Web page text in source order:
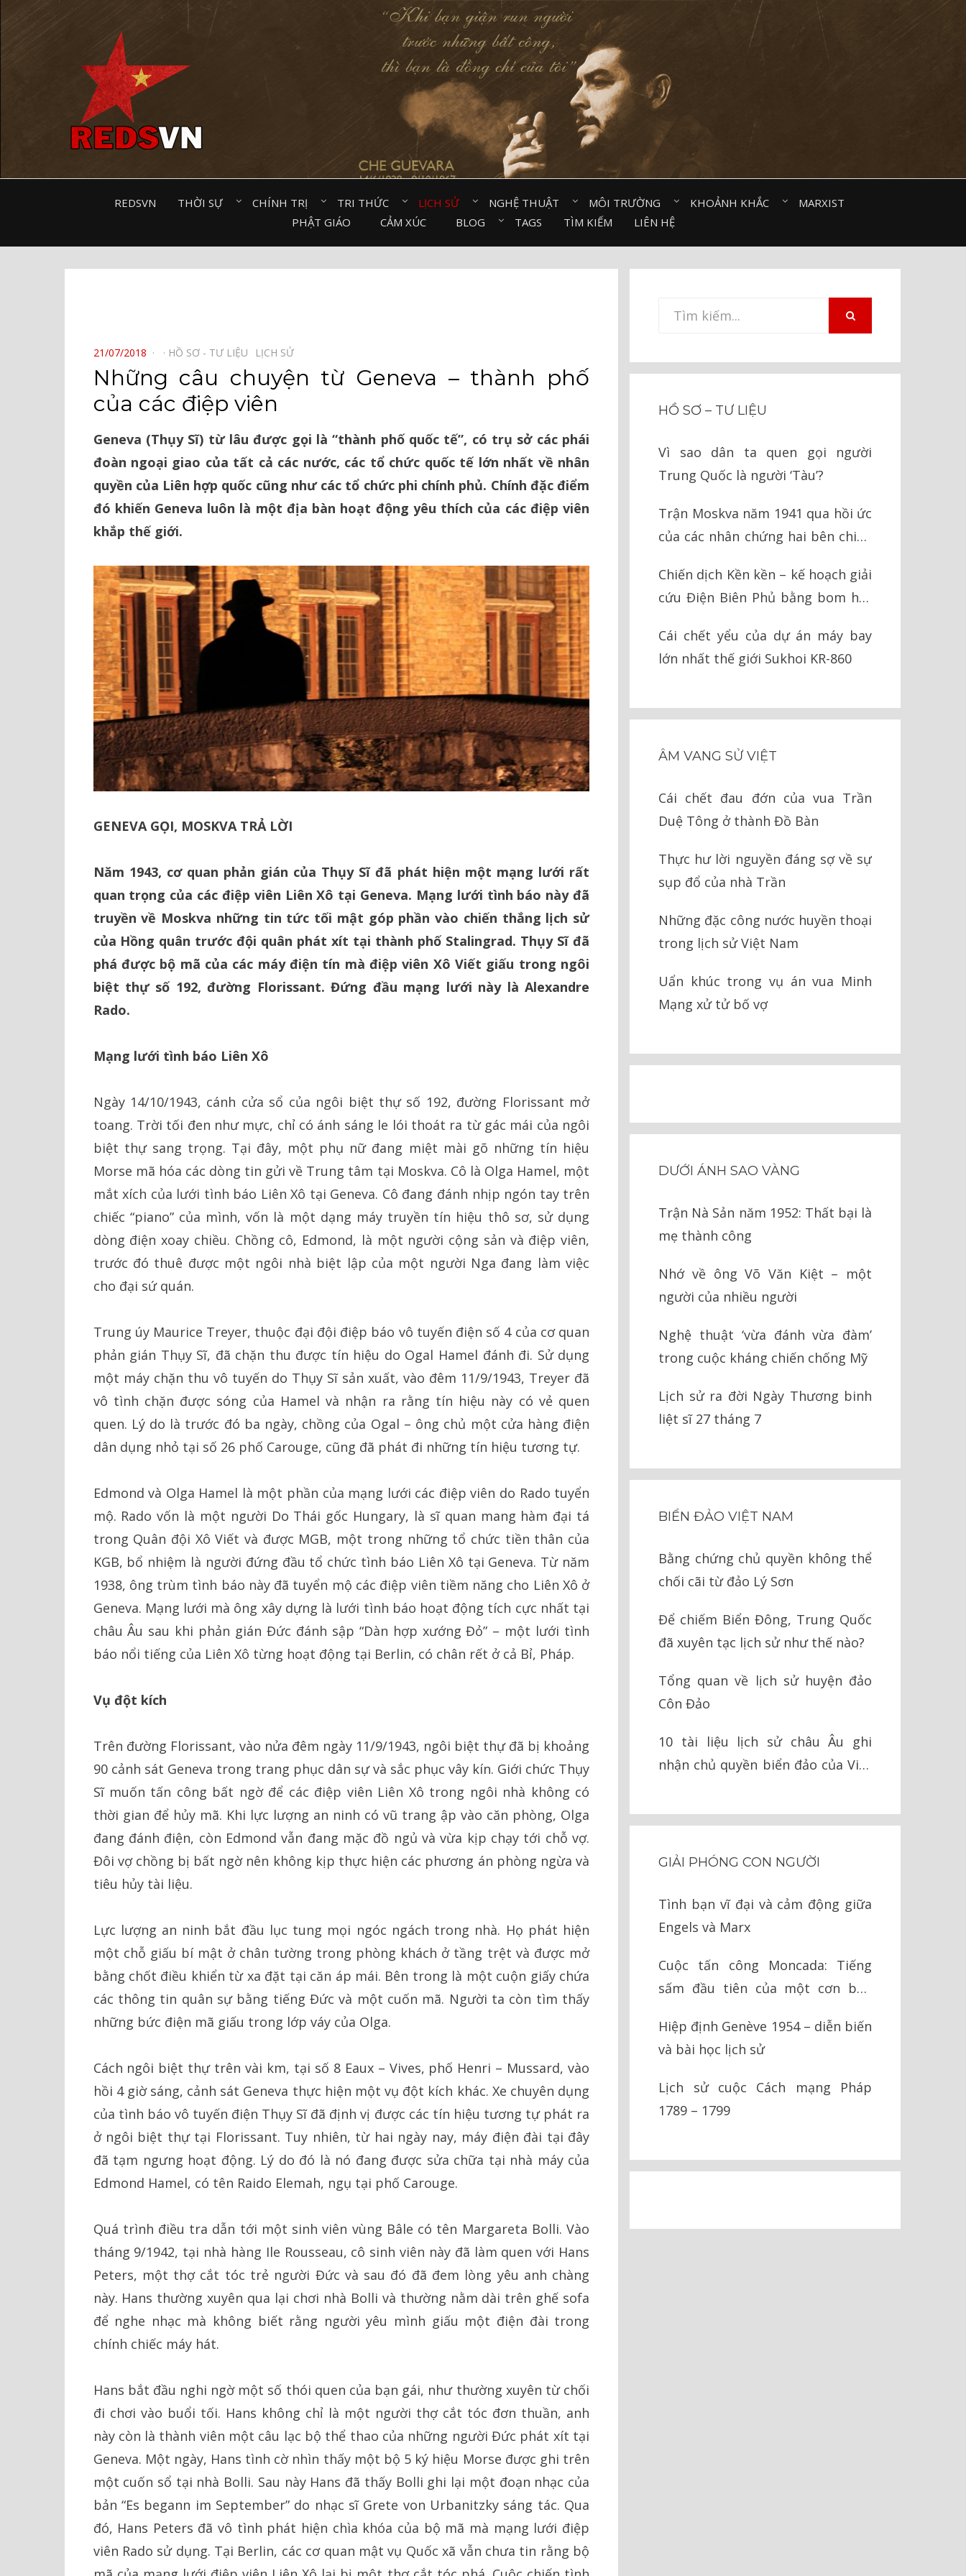
REDSVN THỜI SỰ⠀ CHÍNH TRỊ⠀ TRI THỨC⠀ LỊCH SỬ⠀ NGHỆ THUẬT⠀ MÔI TRƯỜNG⠀ KHOẢNH KHẮC⠀
MARXIST⠀
PHẬT GIÁO⠀
CẢM XÚC⠀ BLOG⠀ TAGS TÌM KIẾM LIÊN HỆ
POSTED
ON
21/07/2018 HỒ SƠ - TƯ LIỆU⠀ LỊCH SỬ⠀
Những câu chuyện từ Geneva – thành phố
của các điệp viên
Geneva (Thụy Sĩ) từ lâu được gọi là “thành phố quốc tế”, có trụ sở các phái
đoàn ngoại giao của tất cả các nước, các tổ chức quốc tế lớn nhất về nhân
quyền của Liên hợp quốc cũng như các tổ chức phi chính phủ. Chính đặc điểm
đó khiến Geneva luôn là một địa bàn hoạt động yêu thích của các điệp viên
khắp thế giới.
GENEVA GỌI, MOSKVA TRẢ LỜI
Năm 1943, cơ quan phản gián của Thụy Sĩ đã phát hiện một mạng lưới rất
quan trọng của các điệp viên Liên Xô tại Geneva. Mạng lưới tình báo này đã
truyền về Moskva những tin tức tối mật góp phần vào chiến thắng lịch sử
của Hồng quân trước đội quân phát xít tại thành phố Stalingrad. Thụy Sĩ đã
phá được bộ mã của các máy điện tín mà điệp viên Xô Viết giấu trong ngôi
biệt thự số 192, đường Florissant. Đứng đầu mạng lưới này là Alexandre
Rado.
Mạng lưới tình báo Liên Xô
Ngày 14/10/1943, cánh cửa sổ của ngôi biệt thự số 192, đường Florissant mở
toang. Trời tối đen như mực, chỉ có ánh sáng le lói thoát ra từ gác mái của ngôi
biệt thự sang trọng. Tại đây, một phụ nữ đang miệt mài gõ những tín hiệu
Morse mã hóa các dòng tin gửi về Trung tâm tại Moskva. Cô là Olga Hamel, một
mắt xích của lưới tình báo Liên Xô tại Geneva. Cô đang đánh nhịp ngón tay trên
chiếc “piano” của mình, vốn là một dạng máy truyền tín hiệu thô sơ, sử dụng
dòng điện xoay chiều. Chồng cô, Edmond, là một người cộng sản và điệp viên,
trước đó thuê được một ngôi nhà biệt lập của một người Nga đang làm việc
cho đại sứ quán.
Trung úy Maurice Treyer, thuộc đại đội điệp báo vô tuyến điện số 4 của cơ quan
phản gián Thụy Sĩ, đã chặn thu được tín hiệu do Ogal Hamel đánh đi. Sử dụng
một máy chặn thu vô tuyến do Thụy Sĩ sản xuất, vào đêm 11/9/1943, Treyer đã
vô tình chặn được sóng của Hamel và nhận ra rằng tín hiệu này có vẻ quen
quen. Lý do là trước đó ba ngày, chồng của Ogal – ông chủ một cửa hàng điện
dân dụng nhỏ tại số 26 phố Carouge, cũng đã phát đi những tín hiệu tương tự.
Edmond và Olga Hamel là một phần của mạng lưới các điệp viên do Rado tuyển
mộ. Rado vốn là một người Do Thái gốc Hungary, là sĩ quan mang hàm đại tá
trong Quân đội Xô Viết và được MGB, một trong những tổ chức tiền thân của
KGB, bổ nhiệm là người đứng đầu tổ chức tình báo Liên Xô tại Geneva. Từ năm
1938, ông trùm tình báo này đã tuyển mộ các điệp viên tiềm năng cho Liên Xô ở
Geneva. Mạng lưới mà ông xây dựng là lưới tình báo hoạt động tích cực nhất tại
châu Âu sau khi phản gián Đức đánh sập “Dàn hợp xướng Đỏ” – một lưới tình
báo nổi tiếng của Liên Xô từng hoạt động tại Berlin, có chân rết ở cả Bỉ, Pháp.
Vụ đột kích
Trên đường Florissant, vào nửa đêm ngày 11/9/1943, ngôi biệt thự đã bị khoảng
90 cảnh sát Geneva trong trang phục dân sự và sắc phục vây kín. Giới chức Thụy
Sĩ muốn tấn công bất ngờ để các điệp viên Liên Xô trong ngôi nhà không có
thời gian để hủy mã. Khi lực lượng an ninh có vũ trang ập vào căn phòng, Olga
đang đánh điện, còn Edmond vẫn đang mặc đồ ngủ và vừa kịp chạy tới chỗ vợ.
Đôi vợ chồng bị bất ngờ nên không kịp thực hiện các phương án phòng ngừa và
tiêu hủy tài liệu.
Lực lượng an ninh bắt đầu lục tung mọi ngóc ngách trong nhà. Họ phát hiện
một chỗ giấu bí mật ở chân tường trong phòng khách ở tầng trệt và được mở
bằng chốt điều khiển từ xa đặt tại căn áp mái. Bên trong là một cuộn giấy chứa
các thông tin quân sự bằng tiếng Đức và một cuốn mã. Người ta còn tìm thấy
những bức điện mã giấu trong lớp váy của Olga.
Cách ngôi biệt thự trên vài km, tại số 8 Eaux – Vives, phố Henri – Mussard, vào
hồi 4 giờ sáng, cảnh sát Geneva thực hiện một vụ đột kích khác. Xe chuyên dụng
của tình báo vô tuyến điện Thụy Sĩ đã định vị được các tín hiệu tương tự phát ra
ở ngôi biệt thự tại Florissant. Tuy nhiên, từ hai ngày nay, máy điện đài tại đây
đã tạm ngưng hoạt động. Lý do đó là nó đang được sửa chữa tại nhà máy của
Edmond Hamel, có tên Raido Elemah, ngụ tại phố Carouge.
Quá trình điều tra dẫn tới một sinh viên vùng Bâle có tên Margareta Bolli. Vào
tháng 9/1942, tại nhà hàng Ile Rousseau, cô sinh viên này đã làm quen với Hans
Peters, một thợ cắt tóc trẻ người Đức và sau đó đã đem lòng yêu anh chàng
này. Hans thường xuyên qua lại chơi nhà Bolli và thường nằm dài trên ghế sofa
để nghe nhạc mà không biết rằng người yêu mình giấu một điện đài trong
chính chiếc máy hát.
Hans bắt đầu nghi ngờ một số thói quen của bạn gái, như thường xuyên từ chối
đi chơi vào buổi tối. Hans không chỉ là một người thợ cắt tóc đơn thuần, anh
này còn là thành viên một câu lạc bộ thể thao của những người Đức phát xít tại
Geneva. Một ngày, Hans tình cờ nhìn thấy một bộ 5 ký hiệu Morse được ghi trên
một cuốn sổ tại nhà Bolli. Sau này Hans đã thấy Bolli ghi lại một đoạn nhạc của
bản “Es begann im September” do nhạc sĩ Grete von Urbanitzky sáng tác. Qua
đó, Hans Peters đã vô tình phát hiện chìa khóa của bộ mã mà mạng lưới điệp
viên Rado sử dụng. Tại Berlin, các cơ quan mật vụ Quốc xã vẫn chưa tin rằng bộ
Tìm
HỒ SƠ – TƯ LIỆU
Vì sao dân ta quen gọi người
Trung Quốc là người ‘Tàu’?
Trận Moskva năm 1941 qua hồi ức
của các nhân chứng hai bên chiến
Chiến dịch Kền kền – kế hoạch giải
cứu Điện Biên Phủ bằng bom hạt
Cái chết yểu của dự án máy bay
lớn nhất thế giới Sukhoi KR-860
ÂM VANG SỬ VIỆT
Cái chết đau đớn của vua Trần
Duệ Tông ở thành Đồ Bàn
Thực hư lời nguyền đáng sợ về sự
sụp đổ của nhà Trần
Những đặc công nước huyền thoại
trong lịch sử Việt Nam
Uẩn khúc trong vụ án vua Minh
Mạng xử tử bố vợ
DƯỚI ÁNH SAO VÀNG
Trận Nà Sản năm 1952: Thất bại là
mẹ thành công
Nhớ về ông Võ Văn Kiệt – một
người của nhiều người
Nghệ thuật ‘vừa đánh vừa đàm’
trong cuộc kháng chiến chống Mỹ
Lịch sử ra đời Ngày Thương binh
liệt sĩ 27 tháng 7
BIỂN ĐẢO VIỆT NAM
Bằng chứng chủ quyền không thể
chối cãi từ đảo Lý Sơn
Để chiếm Biển Đông, Trung Quốc
đã xuyên tạc lịch sử như thế nào?
Tổng quan về lịch sử huyện đảo
Côn Đảo
10 tài liệu lịch sử châu Âu ghi
nhận chủ quyền biển đảo của Việt
GIẢI PHÓNG CON NGƯỜI
Tình bạn vĩ đại và cảm động giữa
Engels và Marx
Cuộc tấn công Moncada: Tiếng
sấm đầu tiên của một cơn bão
Hiệp định Genève 1954 – diễn biến
và bài học lịch sử
Lịch sử cuộc Cách mạng Pháp
1789 – 1799